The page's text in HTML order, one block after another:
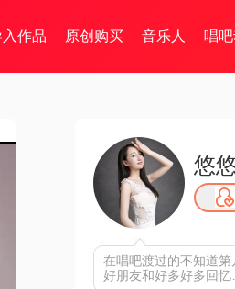
作品 原创购买 音乐人 唱
悠
在唱吧渡过的不知道
好朋友和好多好多回